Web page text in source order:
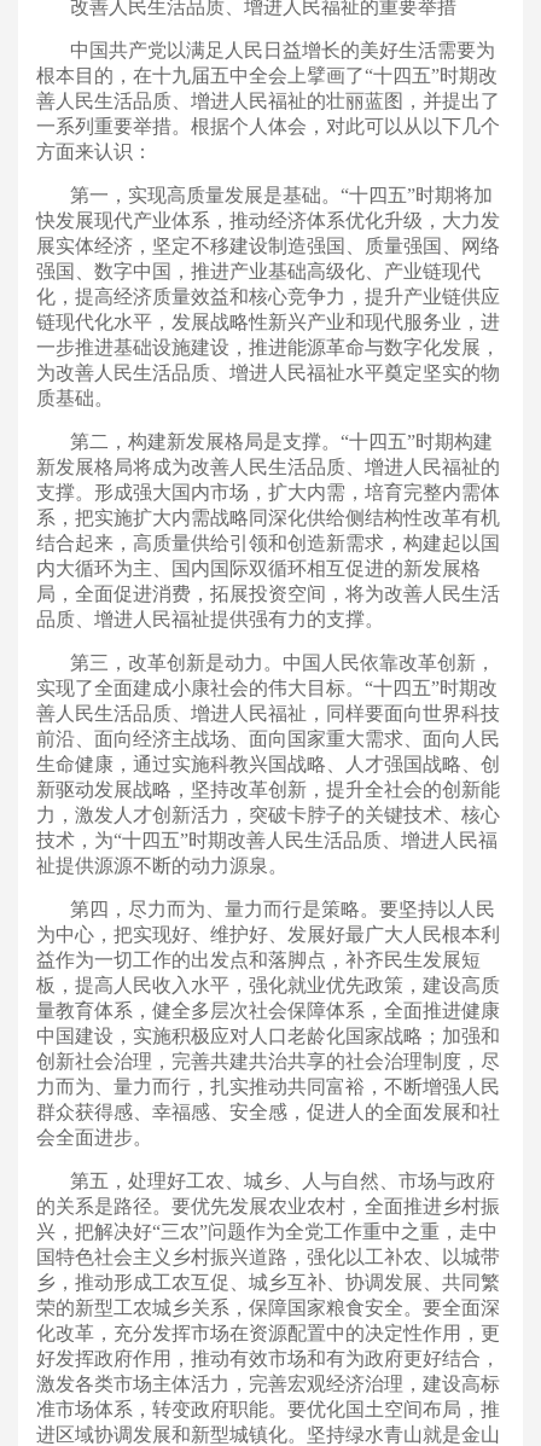
改善人民生活品质、增进人民福祉的重要举措
中国共产党以满足人民日益增长的美好生活需要为
根本目的，在十九届五中全会上擘画了“十四五”时期改
善人民生活品质、增进人民福祉的壮丽蓝图，并提出了
一系列重要举措。根据个人体会，对此可以从以下几个
方面来认识：
第一，实现高质量发展是基础。“十四五”时期将加
快发展现代产业体系，推动经济体系优化升级，大力发
展实体经济，坚定不移建设制造强国、质量强国、网络
强国、数字中国，推进产业基础高级化、产业链现代
化，提高经济质量效益和核心竞争力，提升产业链供应
链现代化水平，发展战略性新兴产业和现代服务业，进
一步推进基础设施建设，推进能源革命与数字化发展，
为改善人民生活品质、增进人民福祉水平奠定坚实的物
质基础。
第二，构建新发展格局是支撑。“十四五”时期构建
新发展格局将成为改善人民生活品质、增进人民福祉的
支撑。形成强大国内市场，扩大内需，培育完整内需体
系，把实施扩大内需战略同深化供给侧结构性改革有机
结合起来，高质量供给引领和创造新需求，构建起以国
内大循环为主、国内国际双循环相互促进的新发展格
局，全面促进消费，拓展投资空间，将为改善人民生活
品质、增进人民福祉提供强有力的支撑。
第三，改革创新是动力。中国人民依靠改革创新，
实现了全面建成小康社会的伟大目标。“十四五”时期改
善人民生活品质、增进人民福祉，同样要面向世界科技
前沿、面向经济主战场、面向国家重大需求、面向人民
生命健康，通过实施科教兴国战略、人才强国战略、创
新驱动发展战略，坚持改革创新，提升全社会的创新能
力，激发人才创新活力，突破卡脖子的关键技术、核心
技术，为“十四五”时期改善人民生活品质、增进人民福
祉提供源源不断的动力源泉。
第四，尽力而为、量力而行是策略。要坚持以人民
为中心，把实现好、维护好、发展好最广大人民根本利
益作为一切工作的出发点和落脚点，补齐民生发展短
板，提高人民收入水平，强化就业优先政策，建设高质
量教育体系，健全多层次社会保障体系，全面推进健康
中国建设，实施积极应对人口老龄化国家战略；加强和
创新社会治理，完善共建共治共享的社会治理制度，尽
力而为、量力而行，扎实推动共同富裕，不断增强人民
群众获得感、幸福感、安全感，促进人的全面发展和社
会全面进步。
第五，处理好工农、城乡、人与自然、市场与政府
的关系是路径。要优先发展农业农村，全面推进乡村振
兴，把解决好“三农”问题作为全党工作重中之重，走中
国特色社会主义乡村振兴道路，强化以工补农、以城带
乡，推动形成工农互促、城乡互补、协调发展、共同繁
荣的新型工农城乡关系，保障国家粮食安全。要全面深
化改革，充分发挥市场在资源配置中的决定性作用，更
好发挥政府作用，推动有效市场和有为政府更好结合，
激发各类市场主体活力，完善宏观经济治理，建设高标
准市场体系，转变政府职能。要优化国土空间布局，推
进区域协调发展和新型城镇化。坚持绿水青山就是金山